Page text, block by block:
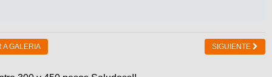
A GALERIA SIGUIENTE